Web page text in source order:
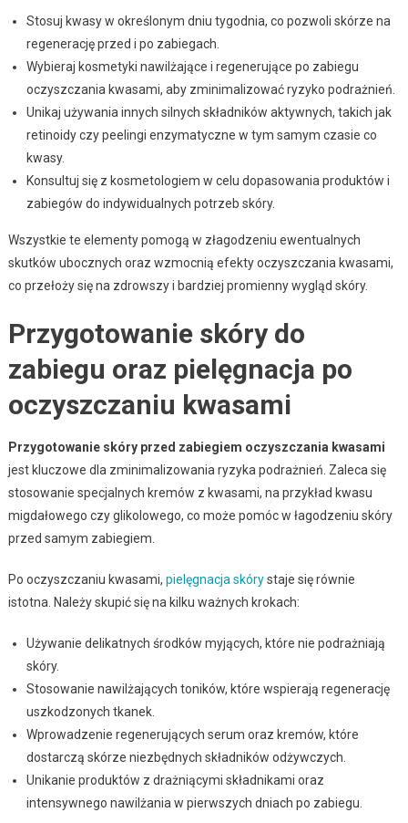
Stosuj kwasy w określonym dniu tygodnia, co pozwoli skórze na
regenerację przed i po zabiegach.
Wybieraj kosmetyki nawilżające i regenerujące po zabiegu
oczyszczania kwasami, aby zminimalizować ryzyko podrażnień.
Unikaj używania innych silnych składników aktywnych, takich jak
retinoidy czy peelingi enzymatyczne w tym samym czasie co
kwasy.
Konsultuj się z kosmetologiem w celu dopasowania produktów i
zabiegów do indywidualnych potrzeb skóry.
Wszystkie te elementy pomogą w złagodzeniu ewentualnych
skutków ubocznych oraz wzmocnią efekty oczyszczania kwasami,
co przełoży się na zdrowszy i bardziej promienny wygląd skóry.
Przygotowanie skóry do
zabiegu oraz pielęgnacja po
oczyszczaniu kwasami
Przygotowanie skóry przed zabiegiem oczyszczania kwasami
jest kluczowe dla zminimalizowania ryzyka podrażnień. Zaleca się
stosowanie specjalnych kremów z kwasami, na przykład kwasu
migdałowego czy glikolowego, co może pomóc w łagodzeniu skóry
przed samym zabiegiem.
Po oczyszczaniu kwasami, pielęgnacja skórystaje się równie
istotna. Należy skupić się na kilku ważnych krokach:
Używanie delikatnych środków myjących, które nie podrażniają
skóry.
Stosowanie nawilżających toników, które wspierają regenerację
uszkodzonych tkanek.
Wprowadzenie regenerujących serum oraz kremów, które
dostarczą skórze niezbędnych składników odżywczych.
Unikanie produktów z drażniącymi składnikami oraz
intensywnego nawilżania w pierwszych dniach po zabiegu.